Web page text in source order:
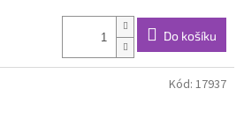
Do košíku
Kód: 17937